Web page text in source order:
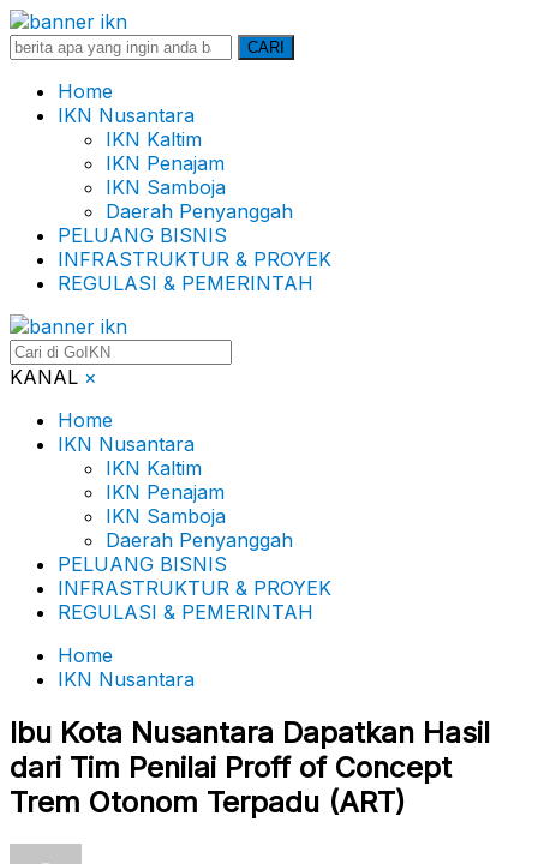
Search
CARI
Home
IKN Nusantara
IKN Kaltim
IKN Penajam
IKN Samboja
Daerah Penyanggah
PELUANG BISNIS
INFRASTRUKTUR & PROYEK
REGULASI & PEMERINTAH
KANAL ×
Home
IKN Nusantara
IKN Kaltim
IKN Penajam
IKN Samboja
Daerah Penyanggah
PELUANG BISNIS
INFRASTRUKTUR & PROYEK
REGULASI & PEMERINTAH
Home
IKN Nusantara
Ibu Kota Nusantara Dapatkan Hasil
dari Tim Penilai Proff of Concept
Trem Otonom Terpadu (ART)